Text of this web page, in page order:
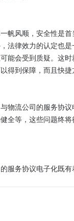
帆风顺，安全性是
法律效力的认定也
能会受到质疑。这
得到保障，而且快捷
物流公司的服务协
全等，这些问题终
服务协议电子化既